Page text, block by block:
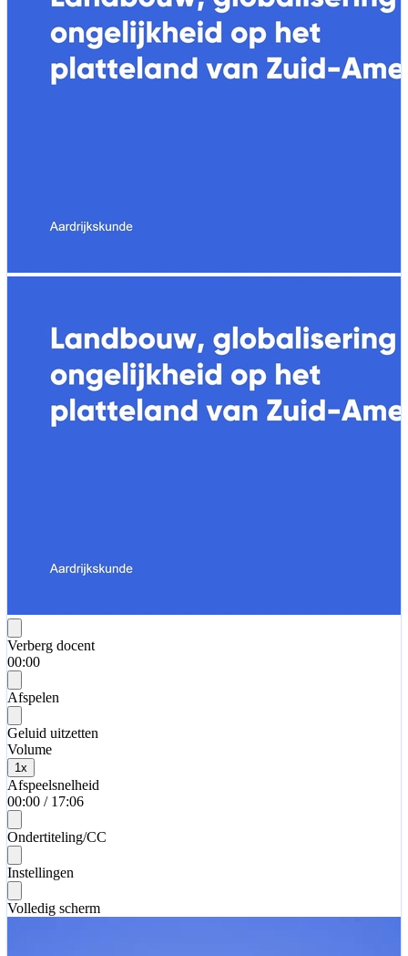
Verberg docent
00:00
Afspelen
Geluid uitzetten
Volume
1 x
Afspeelsnelheid
00:00 / 17:06
Ondertiteling/CC
Instellingen
Volledig scherm